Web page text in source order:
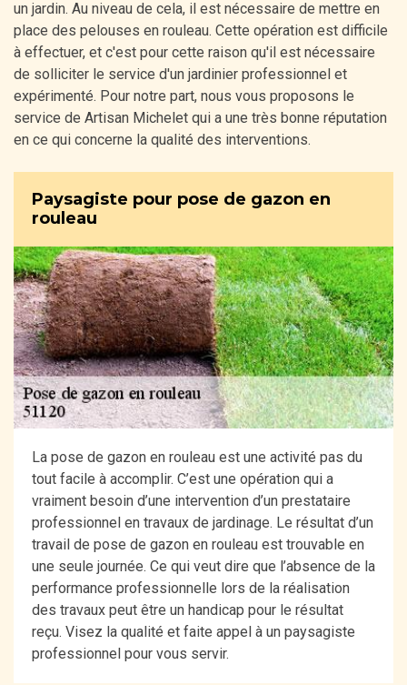
un jardin. Au niveau de cela, il est nécessaire de mettre en
place des pelouses en rouleau. Cette opération est difficile
à effectuer, et c'est pour cette raison qu'il est nécessaire
de solliciter le service d'un jardinier professionnel et
expérimenté. Pour notre part, nous vous proposons le
service de Artisan Michelet qui a une très bonne réputation
en ce qui concerne la qualité des interventions.
Paysagiste pour pose de gazon en
rouleau
La pose de gazon en rouleau est une activité pas du
tout facile à accomplir. C’est une opération qui a
vraiment besoin d’une intervention d’un prestataire
professionnel en travaux de jardinage. Le résultat d’un
travail de pose de gazon en rouleau est trouvable en
une seule journée. Ce qui veut dire que l’absence de la
performance professionnelle lors de la réalisation
des travaux peut être un handicap pour le résultat
reçu. Visez la qualité et faite appel à un paysagiste
professionnel pour vous servir.